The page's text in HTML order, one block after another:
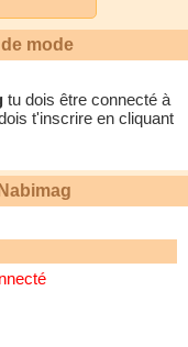
mode
tu dois être connecté à
t'inscrire en cliquant
Nabimag